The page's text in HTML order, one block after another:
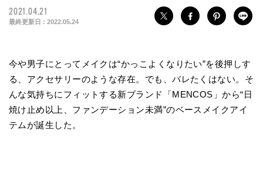
2021.04.21
最終更新日 : 2022.05.24
今や男子にとってメイクは“かっこよくなりたい”を後押しす
る、アクセサリーのような存在。でも、バレたくはない。そ
んな気持ちにフィットする新ブランド「MENCOS」から“日
焼け止め以上、ファンデーション未満”のベースメイクアイ
テムが誕生した。